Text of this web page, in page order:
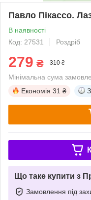
Павло Пікассо.
В наявності
Код: 27531
Роздріб
279 ₴ 310 ₴
Мінімальна сума
Економія 31 ₴
Що таке купити з
Замовлення під